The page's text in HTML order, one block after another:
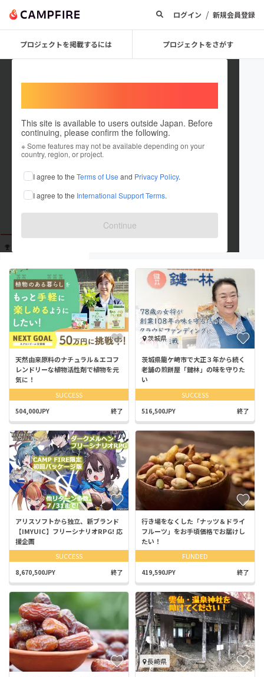
ログイン / 新規会員登録
プロジェクトを掲載するには プロジェクトをさがす
This site is available to users outside Japan. Before
continuing, please confirm the following.
※ Some features may not be available depending on your
country, region, or project.
I agree to the Terms of Use and Privacy Policy.
I agree to the International Support Terms.
Continue
kakaihi
出身国：未設定
天然由来原料のナチュラル＆エコフ
レンドリーな植物活性剤で植物を元
気に！
SUCCESS
504,000JPY 終了
茨城県
茨城県龍ケ崎市で大正３年から続く
老舗の煎餅屋「鍵林」の味を守りた
い
SUCCESS
516,500JPY 終了
アリスソフトから独立、新ブランド
【IMYUIC】フリーシナリオRPG! 応
援企画
SUCCESS
8,670,500JPY 終了
行き場をなくした「ナッツ＆ドライ
フルーツ」をお手頃価格でお届けし
たい！
FUNDED
419,590JPY 終了
長崎県